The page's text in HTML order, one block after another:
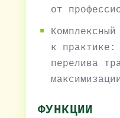
от
к практике:
перелива
ФУНКЦИИ